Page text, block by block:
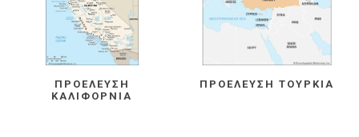
ΠΡΟΈΛΕΥΣΗ
ΚΑΛΙΦΌΡΝΙΑ
ΠΡΟΈΛΕΥΣΗ ΤΟΥΡΚΊΑ